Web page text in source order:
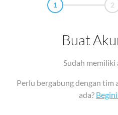
1 2
Buat
Sudah memiliki
Perlu bergabung dengan tim
ada?